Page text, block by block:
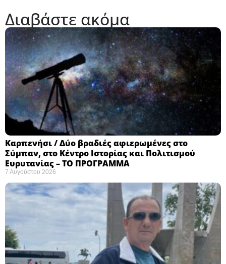
Διαβάστε ακόμα
Καρπενήσι / Δύο βραδιές αφιερωμένες στο
Σύμπαν, στο Κέντρο Ιστορίας και Πολιτισμού
Ευρυτανίας – ΤΟ ΠΡΟΓΡΑΜΜΑ
7 Αυγούστου 2026